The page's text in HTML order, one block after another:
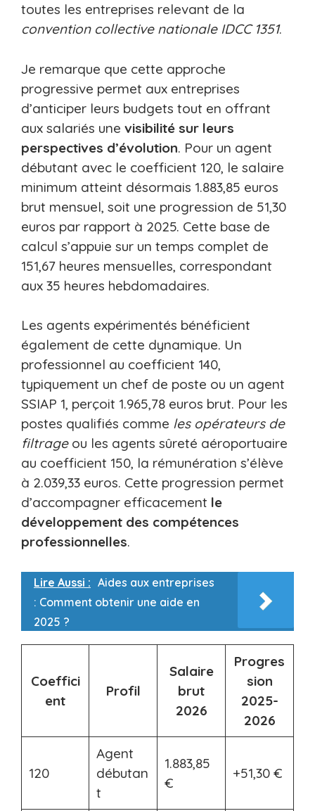
toutes les entreprises relevant de la
convention collective nationale IDCC 1351.
Je remarque que cette approche
progressive permet aux entreprises
d’anticiper leurs budgets tout en offrant
aux salariés une visibilité sur leurs
perspectives d’évolution. Pour un agent
débutant avec le coefficient 120, le salaire
minimum atteint désormais 1.883,85 euros
brut mensuel, soit une progression de 51,30
euros par rapport à 2025. Cette base de
calcul s’appuie sur un temps complet de
151,67 heures mensuelles, correspondant
aux 35 heures hebdomadaires.
Les agents expérimentés bénéficient
également de cette dynamique. Un
professionnel au coefficient 140,
typiquement un chef de poste ou un agent
SSIAP 1, perçoit 1.965,78 euros brut. Pour les
postes qualifiés comme les opérateurs de
filtrageou les agents sûreté aéroportuaire
au coefficient 150, la rémunération s’élève
à 2.039,33 euros. Cette progression permet
d’accompagner efficacement le
développement des compétences
professionnelles.
Lire Aussi : Aides aux entreprises
: Comment obtenir une aide en
2025 ?
Coeffici
ent
Profil
Salaire
brut
2026
Progres
sion
2025-
2026
120
Agent
débutan
t
1.883,85
€
+51,30 €